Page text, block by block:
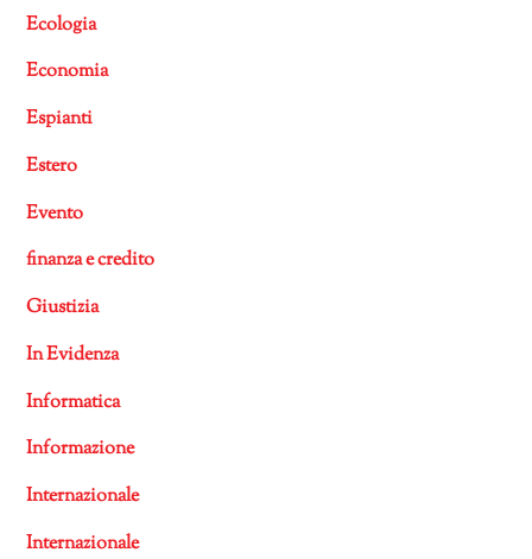
Ecologia
Economia
Espianti
Estero
Evento
finanza e credito
Giustizia
In Evidenza
Informatica
Informazione
Internazionale
Internazionale